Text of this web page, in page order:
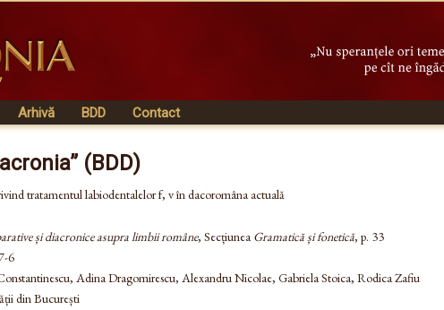
Arhivă BDD Contact
(BDD)
tratamentul labiodentalelor f, v în dacoromâna actuală
și diacronice asupra limbii române, SecțiuneaGramatică și fonetică, p. 33
6
Adina Dragomirescu, Alexandru Nicolae, Gabriela Stoica, Rodica Zafiu
din București